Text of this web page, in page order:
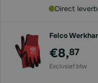
Direct
Felco
€8,87